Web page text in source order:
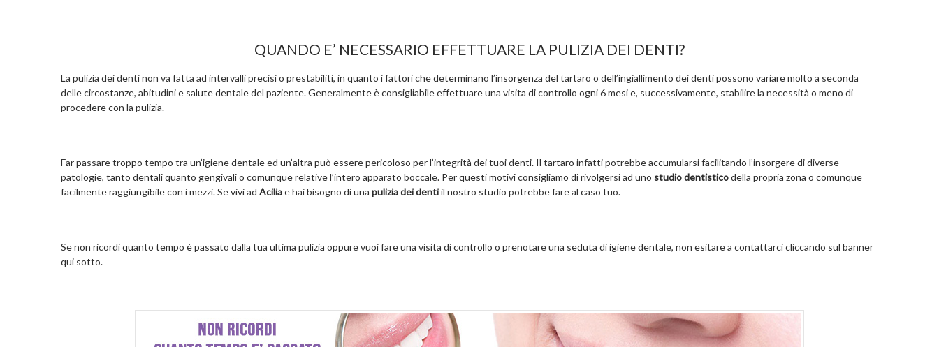
QUANDO E’ NECESSARIO EFFETTUARE LA PULIZIA DEI DENTI?
La pulizia dei denti non va fatta ad intervalli precisi o prestabiliti, in quanto i fattori che determinano l’insorgenza del tartaro o dell’ingiallimento dei denti possono variare molto a seconda
delle circostanze, abitudini e salute dentale del paziente. Generalmente è consigliabile effettuare una visita di controllo ogni 6 mesi e, successivamente, stabilire la necessità o meno di
procedere con la pulizia.
Far passare troppo tempo tra un’igiene dentale ed un’altra può essere pericoloso per l’integrità dei tuoi denti. Il tartaro infatti potrebbe accumularsi facilitando l’insorgere di diverse
patologie, tanto dentali quanto gengivali o comunque relative l’intero apparato boccale. Per questi motivi consigliamo di rivolgersi ad uno studio dentisticodella propria zona o comunque
facilmente raggiungibile con i mezzi. Se vivi ad Aciliae hai bisogno di una pulizia dei dentiil nostro studio potrebbe fare al caso tuo.
Se non ricordi quanto tempo è passato dalla tua ultima pulizia oppure vuoi fare una visita di controllo o prenotare una seduta di igiene dentale, non esitare a contattarci cliccando sul banner
qui sotto.